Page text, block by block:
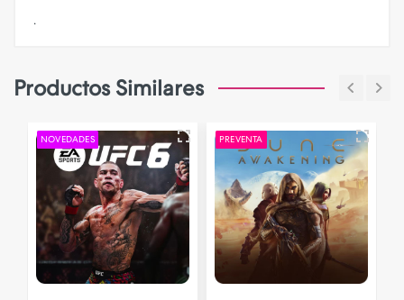
.
Productos Similares
NOVEDADES PREVENTA